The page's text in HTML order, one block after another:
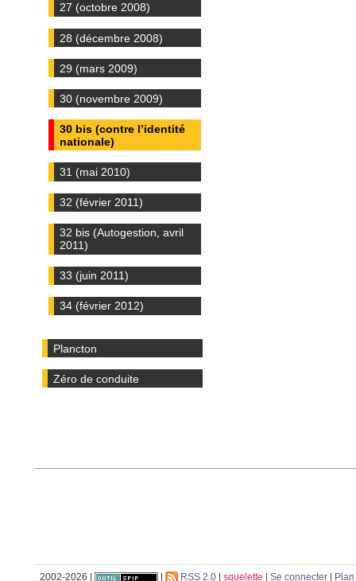
27 (octobre 2008)
28 (décembre 2008)
29 (mars 2009)
30 (novembre 2009)
30 bis (contre l’identité
nationale)
31 (mai 2010)
32 (février 2011)
32 bis (Autogestion, avril
2011)
33 (juin 2011)
34 (février 2012)
Plancton
Zéro de conduite
2002-2026 | RSS 2.0 squelette Se connecter
Plan